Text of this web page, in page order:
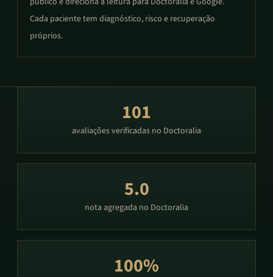
Cada paciente tem diagnóstico, risco e recuperação
próprios.
101
avaliações verificadas no Doctoralia
5.0
nota agregada no Doctoralia
100%